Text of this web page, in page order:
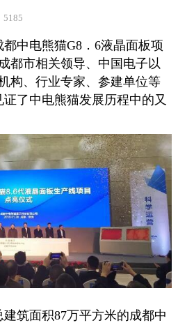
组
5185
都中电熊猫G8．6液晶面板项
都市相关领导、中国电子以
构、行业专家、参建单位等
了中电熊猫发展历程中的又
建筑面积87万平方米的成都中